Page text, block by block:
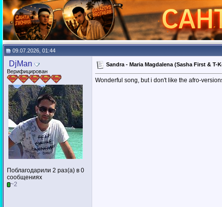
09.07.2026, 01:44
DjMan
Верифицирован
Поблагодарили 2 раз(а) в 0
сообщениях
~2
Sandra - Maria Magdalena (Sasha First & T-
Wonderful song, but i don't like the afro-